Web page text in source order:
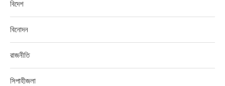
বিদেশ
বিনোদন
রাজনীতি
সিপাহীজলা